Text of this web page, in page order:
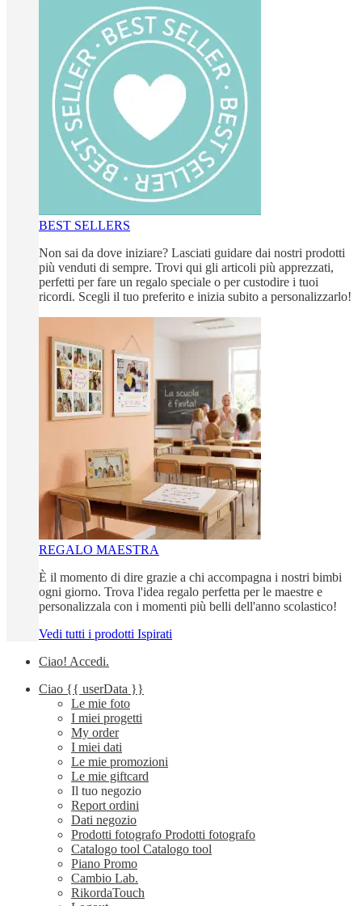
BEST SELLERS
Non sai da dove iniziare? Lasciati guidare dai nostri prodotti
più venduti di sempre. Trovi qui gli articoli più apprezzati,
perfetti per fare un regalo speciale o per custodire i tuoi
ricordi. Scegli il tuo preferito e inizia subito a personalizzarlo!
REGALO MAESTRA
È il momento di dire grazie a chi accompagna i nostri bimbi
ogni giorno. Trova l'idea regalo perfetta per le maestre e
personalizzala con i momenti più belli dell'anno scolastico!
Vedi tutti i prodotti Ispirati
Ciao! Accedi.
Ciao {{ userData }}
Le mie foto
I miei progetti
My order
I miei dati
Le mie promozioni
Le mie giftcard
Il tuo negozio
Report ordini
Dati negozio
Prodotti fotografo Prodotti fotografo
Catalogo tool Catalogo tool
Piano Promo
Cambio Lab.
RikordaTouch